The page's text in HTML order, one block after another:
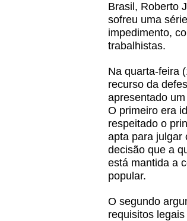
Brasil, Roberto
sofreu uma
impedimento,
trabalhistas.
Na quarta-feira
recurso da
apresentado
O primeiro era
respeitado o
apta para julgar
decisão que a
está mantida a
popular.
O segundo
requisitos